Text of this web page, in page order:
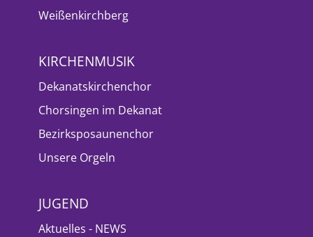
Weißenkirchberg
KIRCHENMUSIK
Dekanatskirchenchor
Chorsingen im Dekanat
Bezirksposaunenchor
Unsere Orgeln
JUGEND
Aktuelles - NEWS